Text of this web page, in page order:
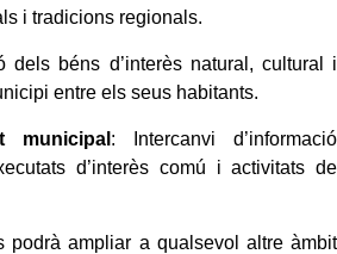
i tradicions regionals.
dels béns d’interès natural, cultural i
entre els seus habitants.
municipal : Intercanvi d’informació
d’interès comú i activitats de
podrà ampliar a qualsevol altre àmbit